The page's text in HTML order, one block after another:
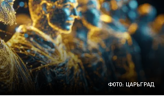
ФОТО: ЦАРЬГРАД